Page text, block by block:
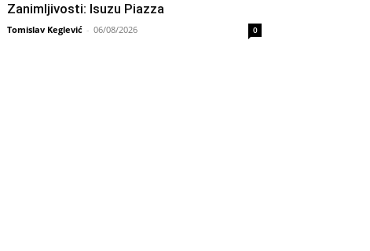
Zanimljivosti: Isuzu Piazza
Tomislav Keglević - 06/08/2026 0